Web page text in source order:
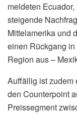
meldeten
steigende
Mittelamerika und
einen Rückgang
Region aus –
Auffällig ist zudem
den Counterpoint
Preissegment